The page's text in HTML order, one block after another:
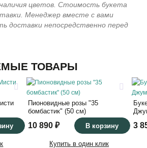
цветов. Стоимость букета
Менеджер вместе с вами
доставки непосредственно перед
ТОВАРЫ
Пионовидные розы "35
бомбастик" (50 см)
10 890 ₽ В корзину
Купить в один клик
3